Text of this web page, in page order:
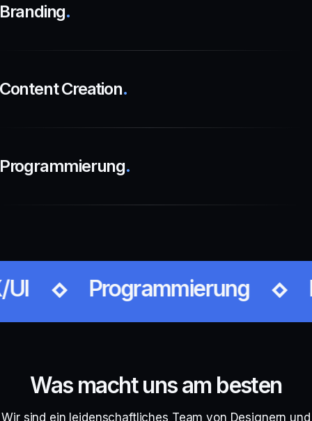
.
Creation.
.
Programmierung
Was macht uns am besten
Wir sind ein leidenschaftliches Team von Designern und